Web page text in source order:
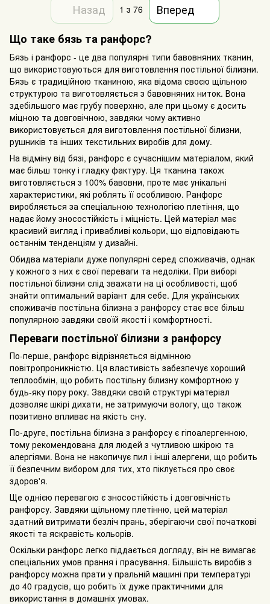
Назад 1 з 76
Вперед
Що таке бязь та ранфорс?
Бязь і ранфорс - це два популярні типи бавовняних тканин,
що використовуються для виготовлення постільної білизни.
Бязь є традиційною тканиною, яка відома своєю щільною
структурою та виготовляється з бавовняних ниток. Вона
здебільшого має грубу поверхню, але при цьому є досить
міцною та довговічною, завдяки чому активно
використовується для виготовлення постільної білизни,
рушників та інших текстильних виробів для дому.
На відміну від бязі, ранфорс є сучаснішим матеріалом, який
має більш тонку і гладку фактуру. Ця тканина також
виготовляється з 100% бавовни, проте має унікальні
характеристики, які роблять її особливою. Ранфорс
виробляється за спеціальною технологією плетіння, що
надає йому зносостійкість і міцність. Цей матеріал має
красивий вигляд і привабливі кольори, що відповідають
останнім тенденціям у дизайні.
Обидва матеріали дуже популярні серед споживачів, однак
у кожного з них є свої переваги та недоліки. При виборі
постільної білизни слід зважати на ці особливості, щоб
знайти оптимальний варіант для себе. Для українських
споживачів постільна білизна з ранфорсу стає все більш
популярною завдяки своїй якості і комфортності.
Переваги постільної білизни з ранфорсу
По-перше, ранфорс відрізняється відмінною
повітропроникністю. Ця властивість забезпечує хороший
теплообмін, що робить постільну білизну комфортною у
будь-яку пору року. Завдяки своїй структурі матеріал
дозволяє шкірі дихати, не затримуючи вологу, що також
позитивно впливає на якість сну.
По-друге, постільна білизна з ранфорсу є гіпоалергенною,
тому рекомендована для людей з чутливою шкірою та
алергіями. Вона не накопичує пил і інші алергени, що робить
її безпечним вибором для тих, хто піклується про своє
здоров'я.
Ще однією перевагою є зносостійкість і довговічність
ранфорсу. Завдяки щільному плетінню, цей матеріал
здатний витримати безліч прань, зберігаючи свої початкові
якості та яскравість кольорів.
Оскільки ранфорс легко піддається догляду, він не вимагає
спеціальних умов прання і прасування. Більшість виробів з
ранфорсу можна прати у пральній машині при температурі
до 40 градусів, що робить їх дуже практичними для
використання в домашніх умовах.